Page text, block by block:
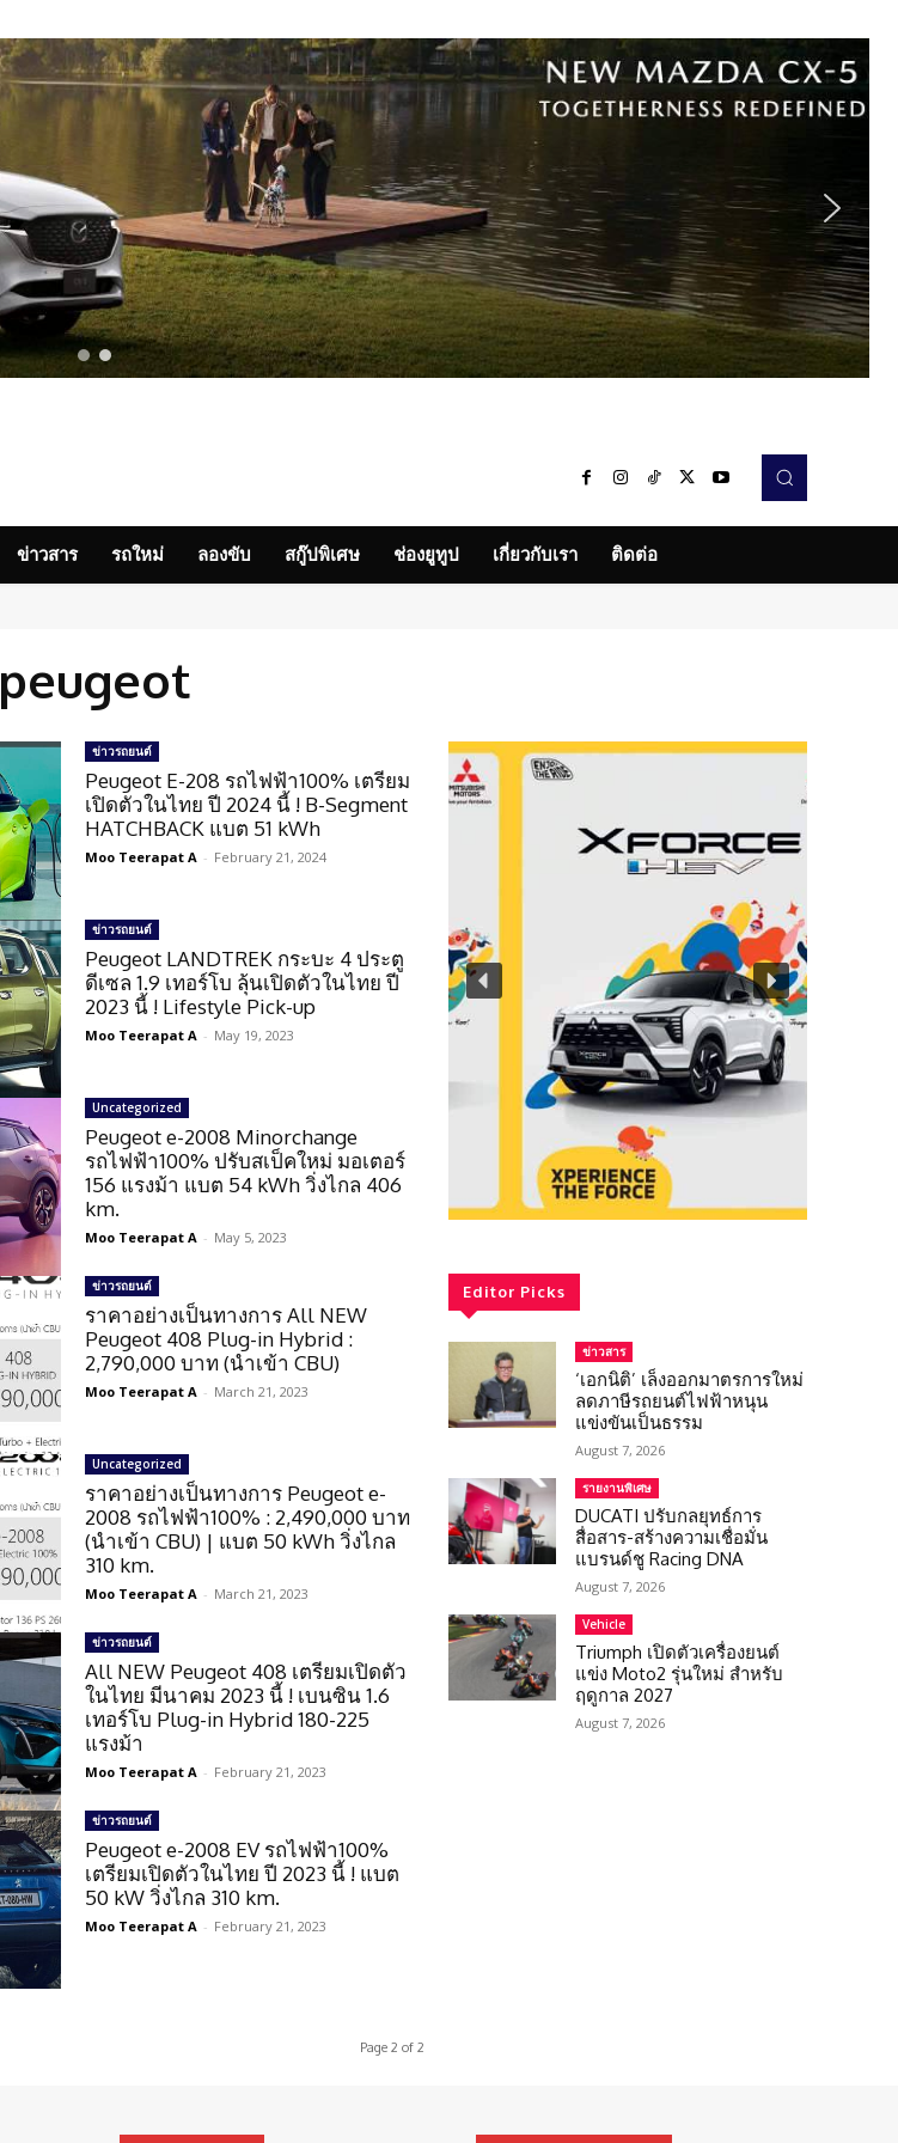
ข่าวสาร รถใหม่ ลองขับ สกู๊ปพิเศษ ช่องยูทูป เกี่ยวกับเรา ติดต่อ
peugeot
ข่าวรถยนต์
Peugeot E-208 รถไฟฟ้า100% เตรียม
เปิดตัวในไทย ปี 2024 นี้ ! B-Segment
HATCHBACK แบต 51 kWh
Moo Teerapat A - February 21, 2024
ข่าวรถยนต์
Peugeot LANDTREK กระบะ 4 ประตู
ดีเซล 1.9 เทอร์โบ ลุ้นเปิดตัวในไทย ปี
2023 นี้ ! Lifestyle Pick-up
Moo Teerapat A - May 19, 2023
Uncategorized
Peugeot e-2008 Minorchange
รถไฟฟ้า100% ปรับสเป็คใหม่ มอเตอร์
156 แรงม้า แบต 54 kWh วิ่งไกล 406
km.
Moo Teerapat A - May 5, 2023
ข่าวรถยนต์
ราคาอย่างเป็นทางการ All NEW
Peugeot 408 Plug-in Hybrid :
2,790,000 บาท (นำเข้า CBU)
Moo Teerapat A - March 21, 2023
Uncategorized
ราคาอย่างเป็นทางการ Peugeot e-
2008 รถไฟฟ้า100% : 2,490,000 บาท
(นำเข้า CBU) | แบต 50 kWh วิ่งไกล
310 km.
Moo Teerapat A - March 21, 2023
ข่าวรถยนต์
All NEW Peugeot 408 เตรียมเปิดตัว
ในไทย มีนาคม 2023 นี้ ! เบนซิน 1.6
เทอร์โบ Plug-in Hybrid 180-225
แรงม้า
Moo Teerapat A - February 21, 2023
ข่าวรถยนต์
Peugeot e-2008 EV รถไฟฟ้า100%
เตรียมเปิดตัวในไทย ปี 2023 นี้ ! แบต
50 kW วิ่งไกล 310 km.
Moo Teerapat A - February 21, 2023
Page 2 of 2
Editor Picks
ข่าวสาร
‘เอกนิติ’ เล็งออกมาตรการใหม่
ลดภาษีรถยนต์ไฟฟ้าหนุน
แข่งขันเป็นธรรม
August 7, 2026
รายงานพิเศษ
DUCATI ปรับกลยุทธ์การ
สื่อสาร-สร้างความเชื่อมั่น
แบรนด์ชู Racing DNA
August 7, 2026
Vehicle
Triumph เปิดตัวเครื่องยนต์
แข่ง Moto2 รุ่นใหม่ สำหรับ
ฤดูกาล 2027
August 7, 2026